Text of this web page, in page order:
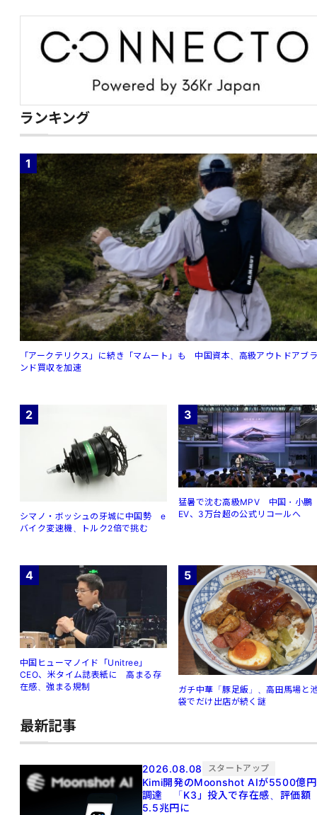
ランキング
1
「アークテリクス」に続き「マムート」も 中国資本、高級アウトドアブ
ンド買収を加速
2
シマノ・ボッシュの牙城に中国勢 e
バイク変速機、トルク2倍で挑む
3
猛暑で沈む高級MPV 中国・小鵬
EV、3万台超の公式リコールへ
4
中国ヒューマノイド「Unitree」
CEO、米タイム誌表紙に 高まる存
在感、強まる規制
5
ガチ中華「豚足飯」、高田馬場と
袋でだけ出店が続く謎
最新記事
2026.08.08 スタートアップ
Kimi開発のMoonshot AIが5500億円
調達 「K3」投入で存在感、評価額
5.5兆円に